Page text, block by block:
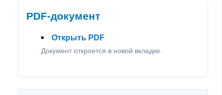
PDF-документ
Открыть PDF
Документ откроется в новой вкладке.